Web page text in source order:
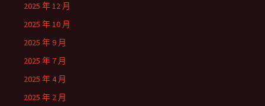
2025 年 12 月
2025 年 10 月
2025 年 9 月
2025 年 7 月
2025 年 4 月
2025 年 2 月